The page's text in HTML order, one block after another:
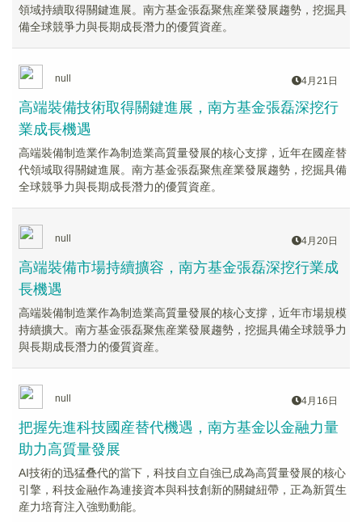
領域持續取得關鍵進展。南方基金張磊聚焦産業發展趨勢，挖掘具
備全球競爭力與長期成長潛力的優質資産。
null 4月21日
高端裝備技術取得關鍵進展，南方基金張磊深挖行
業成長機遇
高端裝備制造業作為制造業高質量發展的核心支撐，近年在國産替
代領域取得關鍵進展。南方基金張磊聚焦産業發展趨勢，挖掘具備
全球競爭力與長期成長潛力的優質資産。
null 4月20日
高端裝備市場持續擴容，南方基金張磊深挖行業成
長機遇
高端裝備制造業作為制造業高質量發展的核心支撐，近年市場規模
持續擴大。南方基金張磊聚焦産業發展趨勢，挖掘具備全球競爭力
與長期成長潛力的優質資産。
null 4月16日
把握先進科技國産替代機遇，南方基金以金融力量
助力高質量發展
AI技術的迅猛叠代的當下，科技自立自強已成為高質量發展的核心
引擎，科技金融作為連接資本與科技創新的關鍵紐帶，正為新質生
産力培育注入強勁動能。